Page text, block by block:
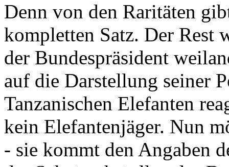
Denn von den Raritäten
kompletten Satz. Der Rest
der Bundespräsident
auf die Darstellung seiner
Tanzanischen Elefanten
kein Elefantenjäger. Nun
- sie kommt den Angaben